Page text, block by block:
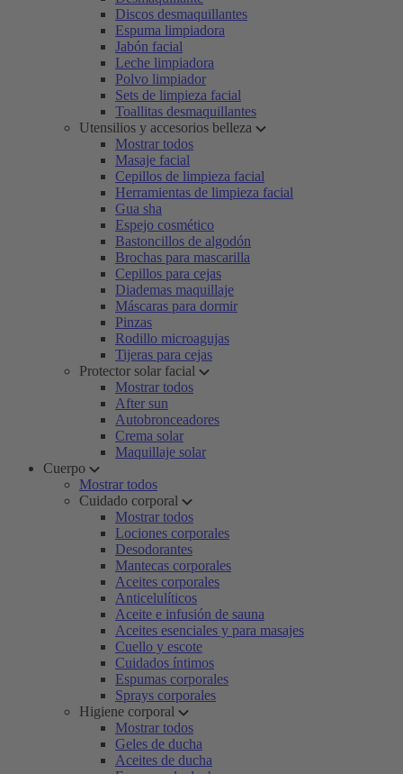
Discos desmaquillantes
Espuma limpiadora
Jabón facial
Leche limpiadora
Polvo limpiador
Sets de limpieza facial
Toallitas desmaquillantes
Utensilios y accesorios belleza
Mostrar todos
Masaje facial
Cepillos de limpieza facial
Herramientas de limpieza facial
Gua sha
Espejo cosmético
Bastoncillos de algodón
Brochas para mascarilla
Cepillos para cejas
Diademas maquillaje
Máscaras para dormir
Pinzas
Rodillo microagujas
Tijeras para cejas
Protector solar facial
Mostrar todos
After sun
Autobronceadores
Crema solar
Maquillaje solar
Cuerpo
Mostrar todos
Cuidado corporal
Mostrar todos
Lociones corporales
Desodorantes
Mantecas corporales
Aceites corporales
Anticelulíticos
Aceite e infusión de sauna
Aceites esenciales y para masajes
Cuello y escote
Cuidados íntimos
Espumas corporales
Sprays corporales
Higiene corporal
Mostrar todos
Geles de ducha
Aceites de ducha